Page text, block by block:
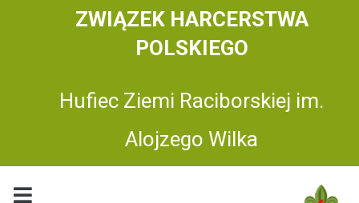
ZWIĄZEK HARCERSTWA
POLSKIEGO
Hufiec Ziemi Raciborskiej im.
Alojzego Wilka